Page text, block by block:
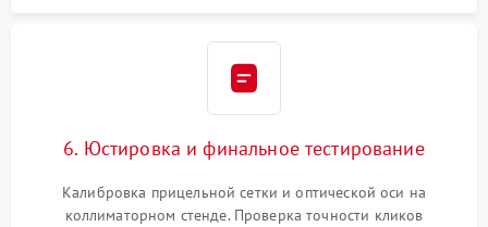
6. Юстировка и финальное тестирование
Калибровка прицельной сетки и оптической оси на
коллиматорном стенде. Проверка точности кликов